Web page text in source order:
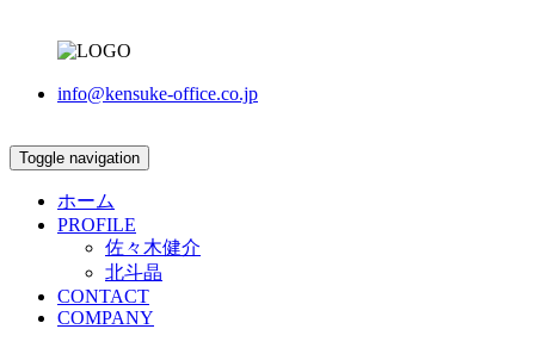
info@kensuke-office.co.jp
Toggle navigation
ホーム
PROFILE
佐々木健介
北斗晶
CONTACT
COMPANY